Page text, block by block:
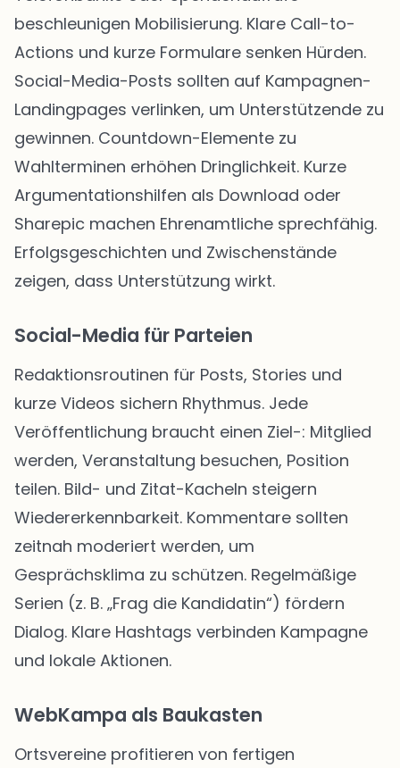
beschleunigen Mobilisierung. Klare Call-to-
Actions und kurze Formulare senken Hürden.
Social-Media-Posts sollten auf Kampagnen-
Landingpages verlinken, um Unterstützende zu
gewinnen. Countdown-Elemente zu
Wahlterminen erhöhen Dringlichkeit. Kurze
Argumentationshilfen als Download oder
Sharepic machen Ehrenamtliche sprechfähig.
Erfolgsgeschichten und Zwischenstände
zeigen, dass Unterstützung wirkt.
Social-Media für Parteien
Redaktionsroutinen für Posts, Stories und
kurze Videos sichern Rhythmus. Jede
Veröffentlichung braucht einen Ziel-: Mitglied
werden, Veranstaltung besuchen, Position
teilen. Bild- und Zitat-Kacheln steigern
Wiedererkennbarkeit. Kommentare sollten
zeitnah moderiert werden, um
Gesprächsklima zu schützen. Regelmäßige
Serien (z. B. „Frag die Kandidatin“) fördern
Dialog. Klare Hashtags verbinden Kampagne
und lokale Aktionen.
WebKampa als Baukasten
Ortsvereine profitieren von fertigen